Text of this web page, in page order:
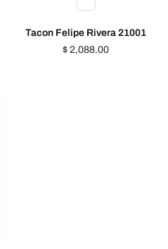
Tacon Felipe Rivera 21001
Precio
$ 2,088.00